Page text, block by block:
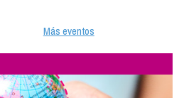
Más eventos